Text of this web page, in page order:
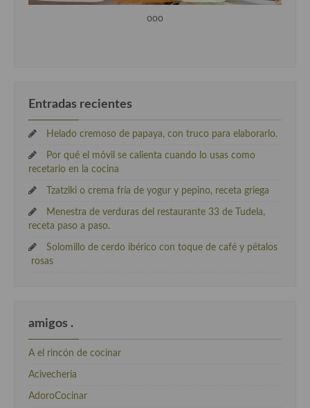
ooo
Entradas recientes
Helado cremoso de papaya, con truco para elaborarlo.
Por qué el móvil se calienta cuando lo usas como
recetario en la cocina
Tzatziki o crema fría de yogur y pepino, receta griega
Menestra de verduras del restaurante 33 de Tudela,
receta paso a paso.
Solomillo de cerdo ibérico con toque de café y pétalos
rosas
amigos .
A el rincón de cocinar
Acivecheria
AdoroCocinar